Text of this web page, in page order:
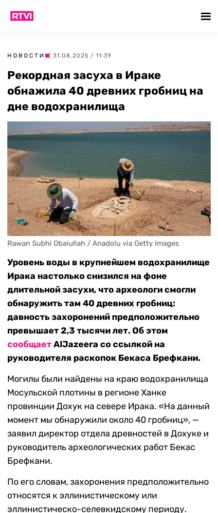
НОВОСТИ | 31.08.2025 / 11:39
Рекордная засуха в Ираке
обнажила 40 древних гробниц на
дне водохранилища
Rawan Subhi Obaiullah / Anadolu via Getty Images
Уровень воды в крупнейшем водохранилище
Ирака настолько снизился на фоне
длительной засухи, что археологи смогли
обнаружить там 40 древних гробниц:
давность захоронений предположительно
превышает 2,3 тысячи лет. Об этом
сообщаетAlJazeera со ссылкой на
руководителя раскопок Бекаса Брефкани.
Могилы были найдены на краю водохранилища
Мосульской плотины в регионе Ханке
провинции Дохук на севере Ирака. «На данный
момент мы обнаружили около 40 гробниц», —
заявил директор отдела древностей в Дохуке и
руководитель археологических работ Бекас
Брефкани.
По его словам, захоронения предположительно
относятся к эллинистическому или
эллинистическо-селевкидскому периоду.